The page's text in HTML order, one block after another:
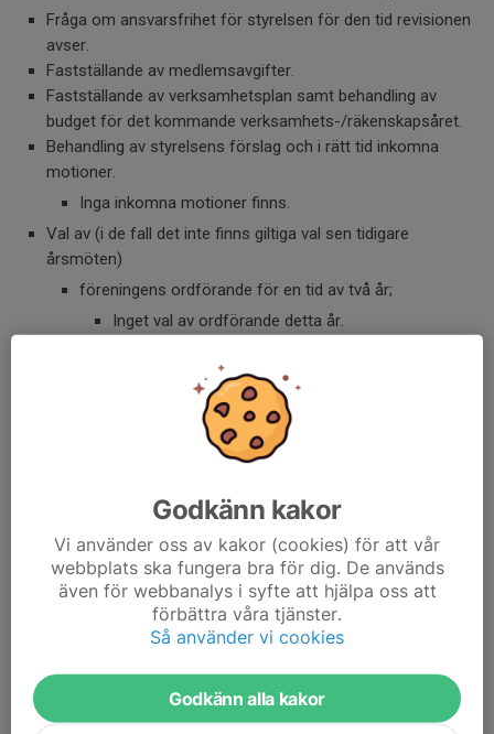
Fråga om ansvarsfrihet för styrelsen för den tid revisionen
avser.
Fastställande av medlemsavgifter.
Fastställande av verksamhetsplan samt behandling av
budget för det kommande verksamhets-/räkenskapsåret.
Behandling av styrelsens förslag och i rätt tid inkomna
motioner.
Inga inkomna motioner finns.
Val av (i de fall det inte finns giltiga val sen tidigare
årsmöten)
föreningens ordförande för en tid av två år;
Inget val av ordförande detta år.
två år; Valen ska göras så styrelsen får en jämn
fördelning mellan ledamöter valda på ett och två år;
en revisor och revisorsuppleant för en tid av ett år;
tre ledamöter i valberedningen för en tid av ett år,
Dela nyhet
Godkänn kakor
Vi använder oss av kakor (cookies) för att vår
webbplats ska fungera bra för dig. De används
även för webbanalys i syfte att hjälpa oss att
förbättra våra tjänster.
Så använder vi cookies
Godkänn alla kakor